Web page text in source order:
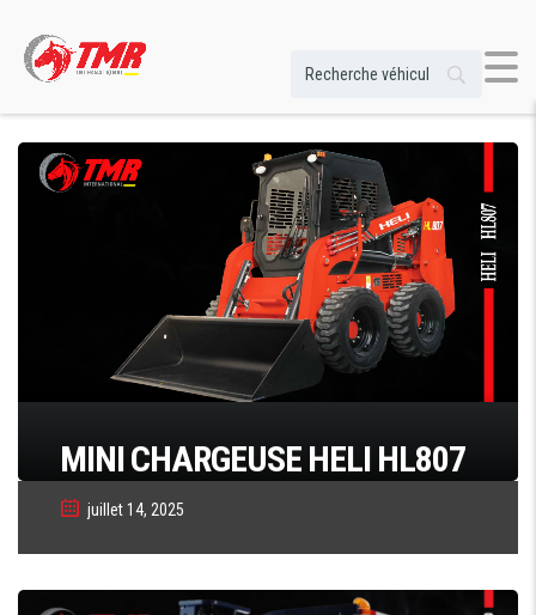
MINI CHARGEUSE HELI HL807
juillet 14, 2025